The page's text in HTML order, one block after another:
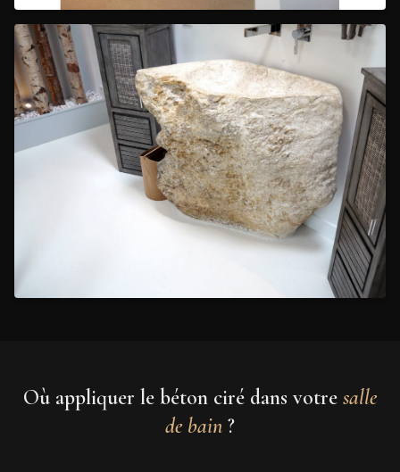
Où appliquer le béton ciré dans votre salle
de bain ?